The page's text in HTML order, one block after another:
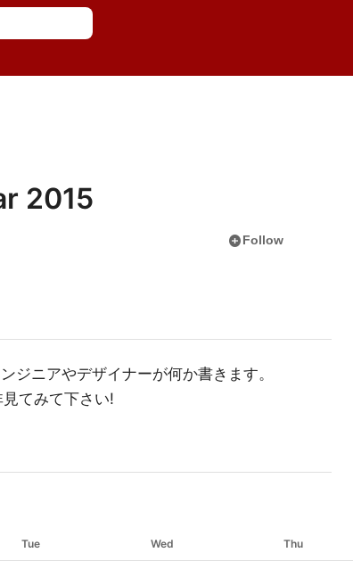
2015
add_circleFollow
ジニアやデザイナーが何か書きます。
てみて下さい!
Tue Wed Thu